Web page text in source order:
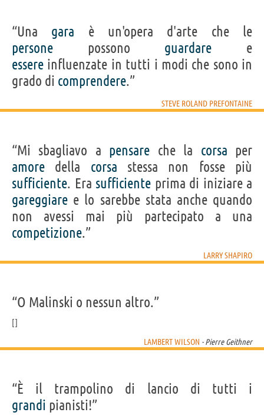
“Una gara è un'opera d'arte che le
persone possono guardare e
essere influenzate in tutti i modi che sono in
grado di comprendere.”
STEVE ROLAND PREFONTAINE
“Mi sbagliavo a pensare che la corsa per
amore della corsa stessa non fosse più
sufficiente. Era sufficiente prima di iniziare a
gareggiare e lo sarebbe stata anche quando
non avessi mai più partecipato a una
competizione.”
LARRY SHAPIRO
“O Malinski o nessun altro.”
LAMBERT WILSON - Pierre Geithner
“È il trampolino di lancio di tutti i
grandi pianisti!”